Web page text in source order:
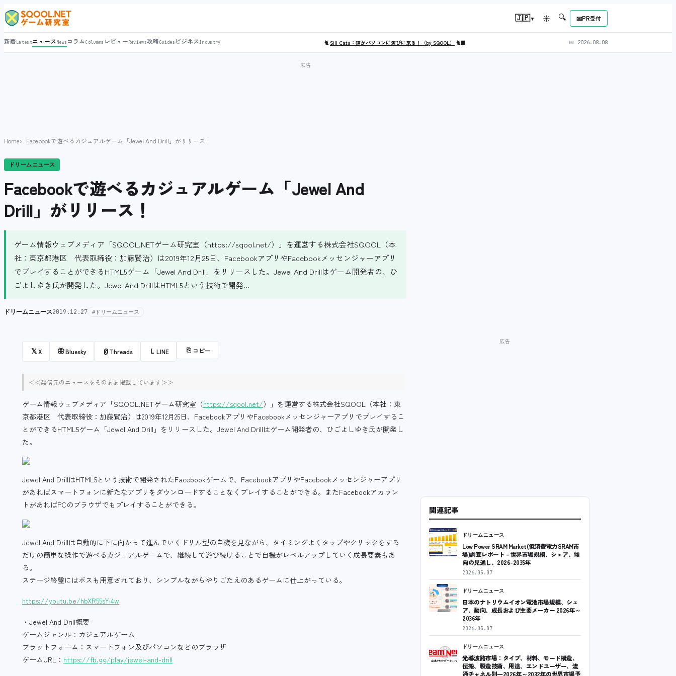
🇯🇵▾ ☀ 🔍 📧PR受付
新着LatestニュースNews コラムColumns レビューReviews攻略Guides ビジネスIndustry 🐈Sill Cats：猫がパソコンに遊びに来る！（by SQOOL） 🐈‍⬛ 📅 2026.08.08
Home Facebookで遊べるカジュアルゲーム「Jewel And Drill」がリリース！
ドリームニュース
Facebookで遊べるカジュアルゲーム「Jewel And
Drill」がリリース！
ゲーム情報ウェブメディア「SQOOL.NETゲーム研究室（https://sqool.net/）」を運営する株式会社SQOOL（本
社：東京都港区 代表取締役：加藤賢治）は2019年12月25日、FacebookアプリやFacebookメッセンジャーアプリ
でプレイすることができるHTML5ゲーム「Jewel And Drill」をリリースした。Jewel And Drillはゲーム開発者の、ひ
ごよしゆき氏が開発した。Jewel And DrillはHTML5という技術で開発...
ドリームニュース2019.12.27 #ドリームニュース
𝕏X 🦋Bluesky @ Threads L LINE ⎘ コピー
＜＜発信元のニュースをそのまま掲載しています＞＞
ゲーム情報ウェブメディア「SQOOL.NETゲーム研究室（https://sqool.net/）」を運営する株式会社SQOOL（本社：東
京都港区 代表取締役：加藤賢治）は2019年12月25日、FacebookアプリやFacebookメッセンジャーアプリでプレイするこ
とができるHTML5ゲーム「Jewel And Drill」をリリースした。Jewel And Drillはゲーム開発者の、ひごよしゆき氏が開発し
た。
Jewel And DrillはHTML5という技術で開発されたFacebookゲームで、FacebookアプリやFacebookメッセンジャーアプリ
があればスマートフォンに新たなアプリをダウンロードすることなくプレイすることができる。またFacebookアカウン
トがあればPCのブラウザでもプレイすることができる。
Jewel And Drillは自動的に下に向かって進んでいくドリル型の自機を見ながら、タイミングよくタップやクリックをする
だけの簡単な操作で遊べるカジュアルゲームで、継続して遊び続けることで自機がレベルアップしていく成長要素もあ
る。
ステージ終盤にはボスも用意されており、シンプルながらやりごたえのあるゲームに仕上がっている。
https://youtu.be/hbXR55sYi4w
・Jewel And Drill概要
ゲームジャンル：カジュアルゲーム
プラットフォーム：スマートフォン及びパソコンなどのブラウザ
ゲームURL： https://fb.gg/play/jewel-and-drill
関連記事
ドリームニュース
Low Power SRAM Market(低消費電力SRAM市
場)調査レポート – 世界市場規模、シェア、傾
向の見通し、2026-2035年
2026.05.07
ドリームニュース
日本のナトリウムイオン電池市場規模、シェ
ア、動向、成長および主要メーカー 2026年～
2036年
2026.05.07
ドリームニュース
光導波路市場：タイプ、材料、モード構造、
伝搬、製造技術、用途、エンドユーザー、流
通チャネル別―2026年～2032年の世界市場予